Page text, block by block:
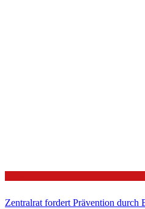
Zentralrat fordert Prävention